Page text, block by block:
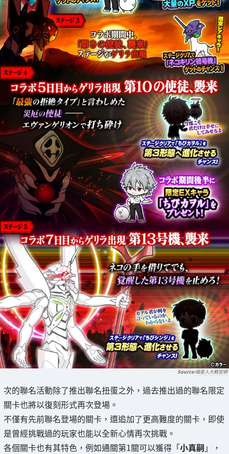
喵星人大戰官網
次的聯名活動除了推出聯名扭蛋之外，過去推出過的聯名限定
關卡也將以復刻形式再次登場。
不僅有先前聯名登場的關卡，還追加了更高難度的關卡，即使
是曾經挑戰過的玩家也能以全新心情再次挑戰。
各個關卡也有其特色，例如通關第1關可以獲得「小真嗣 」，